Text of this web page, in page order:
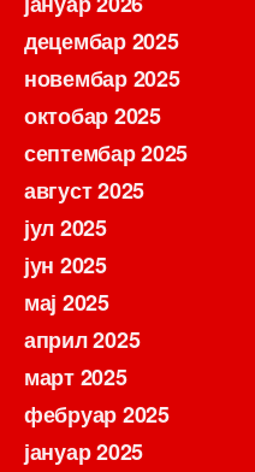
децембар 2025
новембар 2025
октобар 2025
септембар 2025
август 2025
јул 2025
јун 2025
мај 2025
април 2025
март 2025
фебруар 2025
јануар 2025